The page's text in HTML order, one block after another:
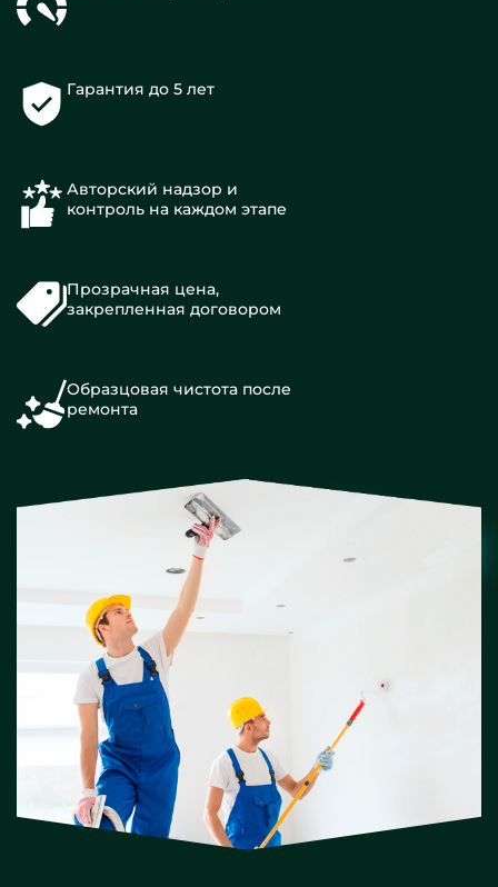
Гарантия до 5 лет
Авторский надзор и
контроль на каждом этапе
Прозрачная цена,
закрепленная договором
Образцовая чистота после
ремонта